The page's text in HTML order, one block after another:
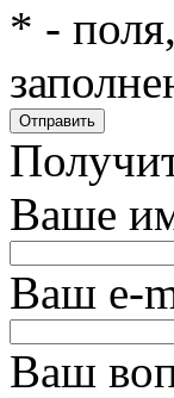
* -
Ваше
Ваш e-
Ваш